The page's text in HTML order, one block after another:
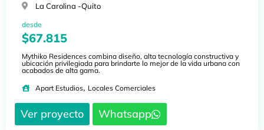
La Carolina -Quito
desde
$67.815
Mythiko Residences combina diseño, alta tecnología constructiva y
ubicación privilegiada para brindarte lo mejor de la vida urbana con
acabados de alta gama.
Apart Estudios, Locales Comerciales
Ver proyecto Whatsapp